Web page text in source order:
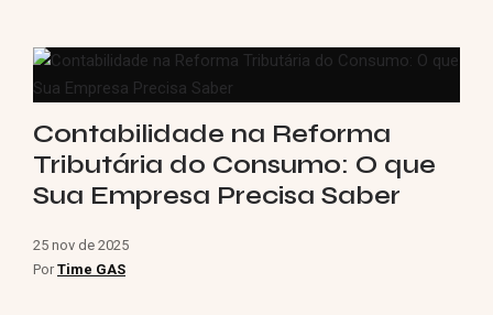
Contabilidade na Reforma
Tributária do Consumo: O que
Sua Empresa Precisa Saber
25 nov de 2025
Por Time GAS